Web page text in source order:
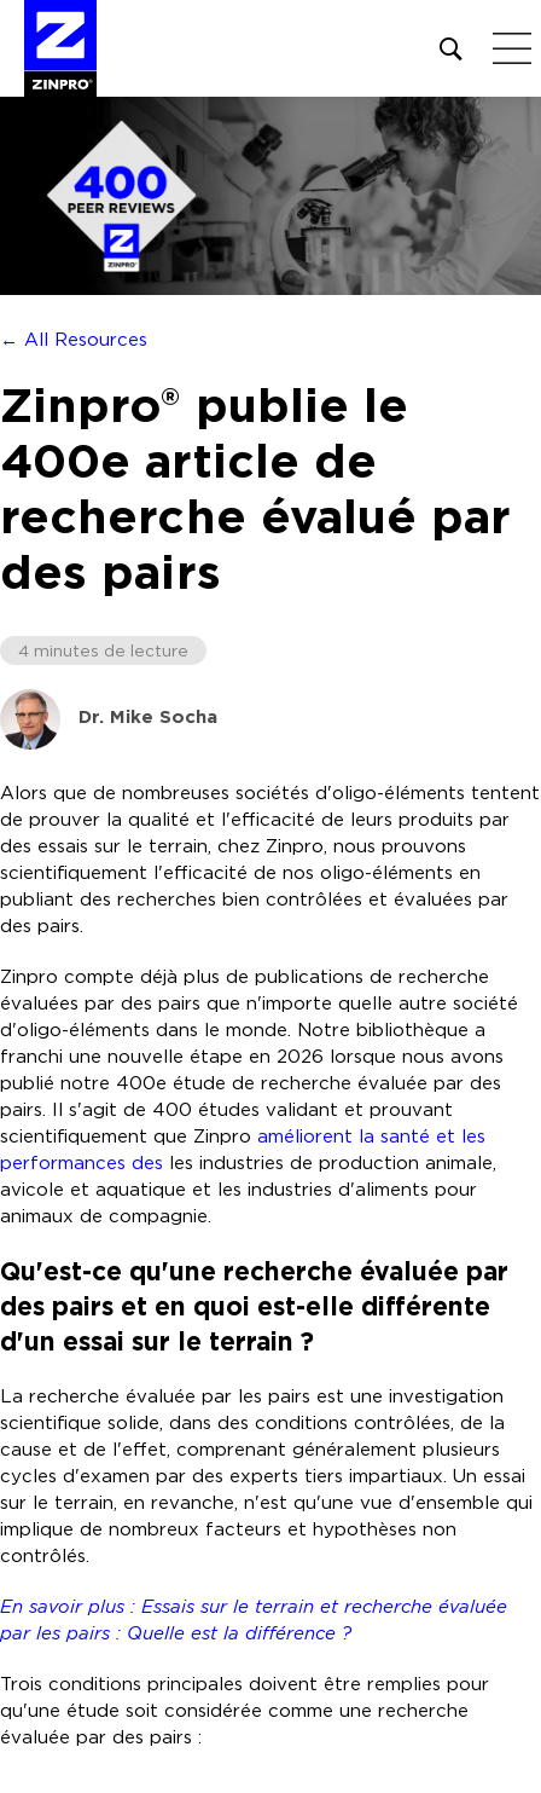
Open
site
search
form
Rechercher :
← All Resources
Zinpro® publie le
400e article de
recherche évalué par
des pairs
4 minutes de lecture
Dr. Mike Socha
Alors que de nombreuses sociétés d'oligo-éléments tentent
de prouver la qualité et l'efficacité de leurs produits par
des essais sur le terrain, chez Zinpro, nous prouvons
scientifiquement l'efficacité de nos oligo-éléments en
publiant des recherches bien contrôlées et évaluées par
des pairs.
Zinpro compte déjà plus de publications de recherche
évaluées par des pairs que n'importe quelle autre société
d'oligo-éléments dans le monde. Notre bibliothèque a
franchi une nouvelle étape en 2026 lorsque nous avons
publié notre 400e étude de recherche évaluée par des
pairs. Il s'agit de 400 études validant et prouvant
scientifiquement que Zinpro améliorent la santé et les
performances des les industries de production animale,
avicole et aquatique et les industries d'aliments pour
animaux de compagnie.
Qu'est-ce qu'une recherche évaluée par
des pairs et en quoi est-elle différente
d'un essai sur le terrain ?
La recherche évaluée par les pairs est une investigation
scientifique solide, dans des conditions contrôlées, de la
cause et de l'effet, comprenant généralement plusieurs
cycles d'examen par des experts tiers impartiaux. Un essai
sur le terrain, en revanche, n'est qu'une vue d'ensemble qui
implique de nombreux facteurs et hypothèses non
contrôlés.
En savoir plus : Essais sur le terrain et recherche évaluée
par les pairs : Quelle est la différence ?
Trois conditions principales doivent être remplies pour
qu'une étude soit considérée comme une recherche
évaluée par des pairs :